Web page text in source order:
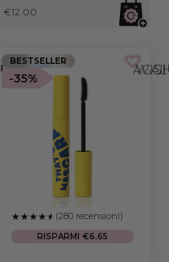
€12.00
WISHLIST
BESTSELLER
-35%
(280 recensioni)
RISPARMI €6.65
AGGIUNGI